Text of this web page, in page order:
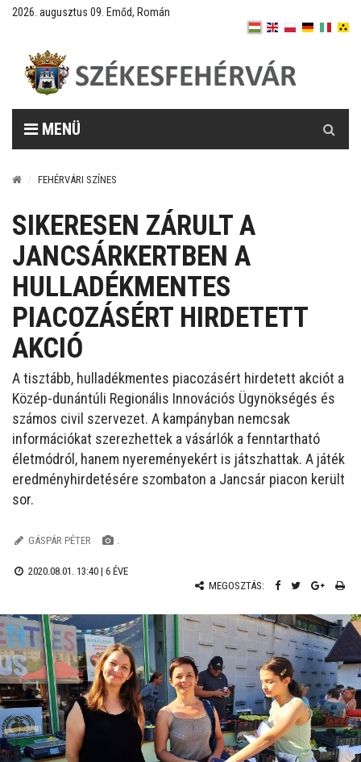
2026. augusztus 09. Emőd, Román
MENÜ
FEHÉRVÁRI SZÍNES
SIKERESEN ZÁRULT A
JANCSÁRKERTBEN A
HULLADÉKMENTES
PIACOZÁSÉRT HIRDETETT
AKCIÓ
A tisztább, hulladékmentes piacozásért hirdetett akciót a
Közép-dunántúli Regionális Innovációs Ügynökségés és
számos civil szervezet. A kampányban nemcsak
információkat szerezhettek a vásárlók a fenntartható
életmódról, hanem nyereményekért is játszhattak. A játék
eredményhirdetésére szombaton a Jancsár piacon került
sor.
GÁSPÁR PÉTER .
2020.08.01. 13:40 | 6 ÉVE
MEGOSZTÁS: